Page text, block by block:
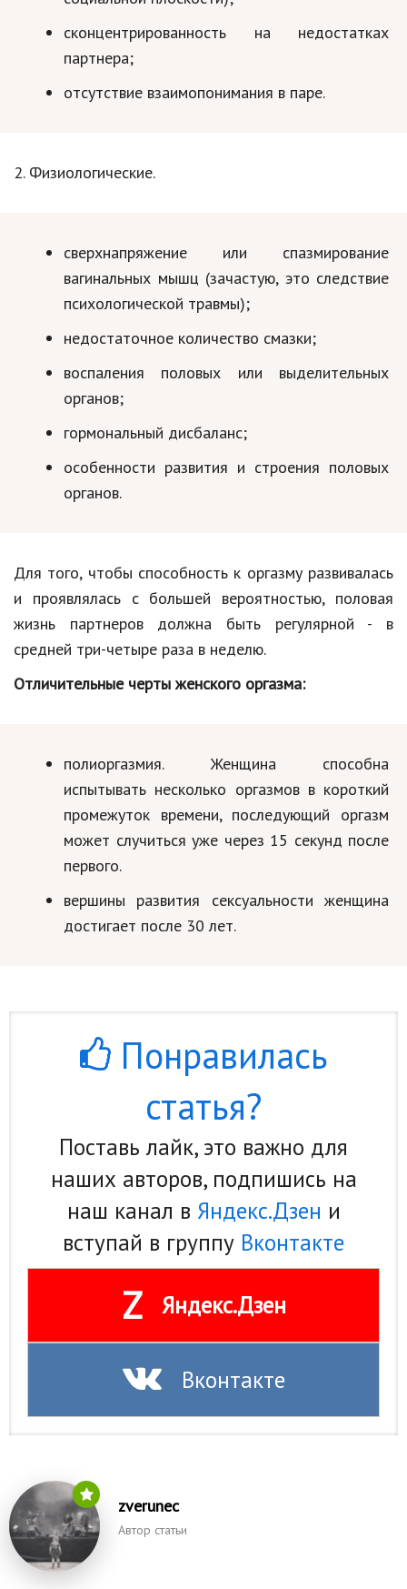
Наука и технологии
сконцентрированность на недостатках
партнера;
отсутствие взаимопонимания в паре.
2. Физиологические.
сверхнапряжение или спазмирование
вагинальных мышц (зачастую, это следствие
психологической травмы);
недостаточное количество смазки;
воспаления половых или выделительных
органов;
гормональный дисбаланс;
особенности развития и строения половых
органов.
Для того, чтобы способность к оргазму развивалась
и проявлялась с большей вероятностью, половая
жизнь партнеров должна быть регулярной - в
средней три-четыре раза в неделю.
Отличительные черты женского оргазма:
полиоргазмия. Женщина способна
испытывать несколько оргазмов в короткий
промежуток времени, последующий оргазм
может случиться уже через 15 секунд после
первого.
вершины развития сексуальности женщина
достигает после 30 лет.
Понравилась
статья?
Поставь лайк, это важно для
наших авторов, подпишись на
наш канал в Яндекс.Дзен и
вступай в группу Вконтакте
Z Яндекс.Дзен
Вконтакте
zverunec
Автор статьи